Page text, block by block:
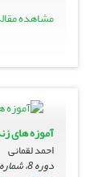
مشاهده
آموزه هاى
احمد لقمانی
دوره 8، شماره 89 ، مرداد 1378